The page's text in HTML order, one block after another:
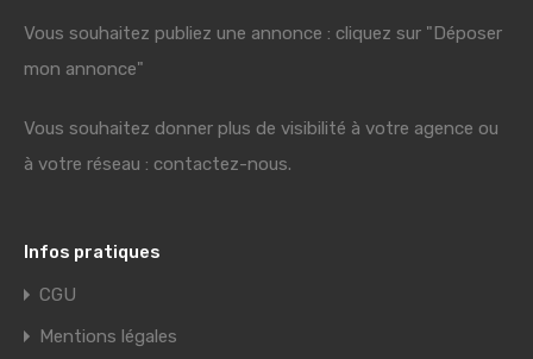
Vous souhaitez publiez une annonce : cliquez sur "Déposer
mon annonce"
Vous souhaitez donner plus de visibilité à votre agence ou
à votre réseau : contactez-nous.
Infos pratiques
CGU
Mentions légales